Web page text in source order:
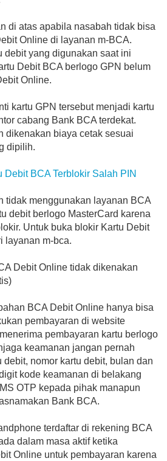
di atas apabila nasabah tidak bisa
Online di layanan m-BCA.
debit yang digunakan saat ini
Debit BCA berlogo GPN belum
Online.
kartu GPN tersebut menjadi kartu
cabang Bank BCA terdekat.
dikenakan biaya cetak sesuai
dipilih.
Debit BCA Terblokir Salah PIN
tidak menggunakan layanan BCA
debit berlogo MasterCard karena
Untuk buka blokir Kartu Debit
layanan m-bca.
Debit Online tidak dikenakan
BCA Debit Online hanya bisa
pembayaran di website
pembayaran kartu berlogo
keamanan jangan pernah
debit, nomor kartu debit, bulan dan
kode keamanan di belakang
OTP kepada pihak manapun
Bank BCA.
terdaftar di rekening BCA
dalam masa aktif ketika
Online untuk pembayaran karena